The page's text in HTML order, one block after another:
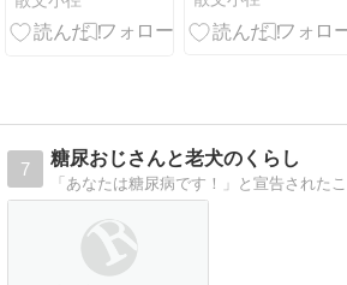
7
糖尿おじさんと老犬のくらし